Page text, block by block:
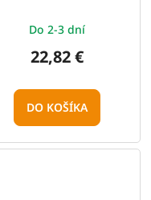
Do 2-3 dní
22,82 €
DO KOŠÍKA